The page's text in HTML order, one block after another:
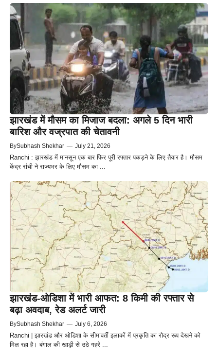
झारखंड में मौसम का मिजाज बदला: अगले 5 दिन भारी
बारिश और वज्रपात की चेतावनी
BySubhash Shekhar — July 21, 2026
Ranchi : झारखंड में मानसून एक बार फिर पूरी रफ्तार पकड़ने के लिए तैयार है। मौसम
केंद्र रांची ने राज्यभर के लिए मौसम का ...
झारखंड-ओडिशा में भारी आफत: 8 किमी की रफ्तार से
बढ़ा अवदाब, रेड अलर्ट जारी
BySubhash Shekhar — July 6, 2026
Ranchi | झारखंड और ओडिशा के सीमावर्ती इलाकों में प्रकृति का रौद्र रूप देखने को
मिल रहा है। बंगाल की खाड़ी से उठे गहरे ...